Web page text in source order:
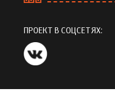
ПРОЕКТ В СОЦСЕТЯХ: